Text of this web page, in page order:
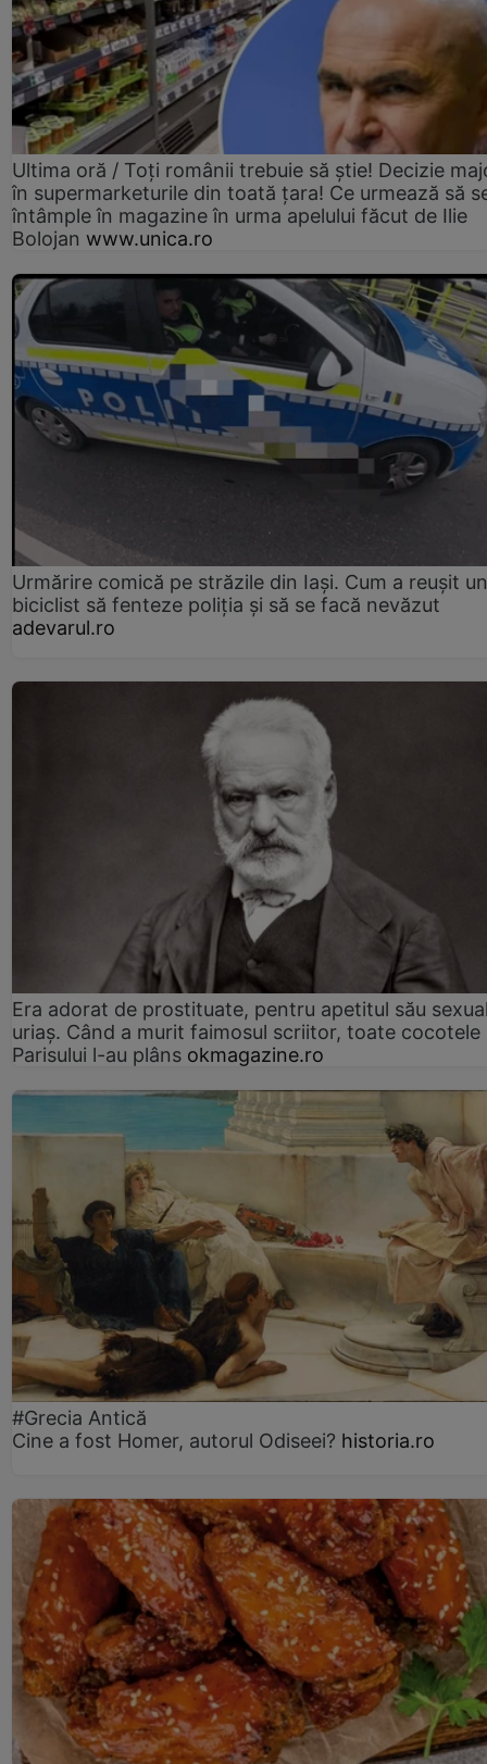
Ultima oră / Toți românii trebuie să știe! Decizie
în supermarketurile din toată țara! Ce urmează să
întâmple în magazine în urma apelului făcut de Ilie
Bolojan www.unica.ro
Urmărire comică pe străzile din Iași. Cum a reușit un
biciclist să fenteze poliția și să se facă nevăzut
adevarul.ro
Era adorat de prostituate, pentru apetitul său
uriaș. Când a murit faimosul scriitor, toate cocotele
Parisului l-au plâns okmagazine.ro
#Grecia Antică
Cine a fost Homer, autorul Odiseei? historia.ro